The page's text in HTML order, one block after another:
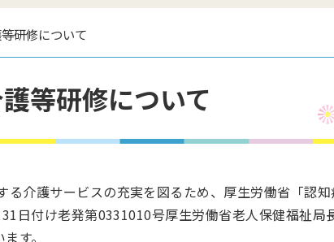
研修について
等研修について
る介護サービスの充実を図るため、厚生労働省「認
日付け老発第0331010号厚生労働省老人保健福祉局
す。